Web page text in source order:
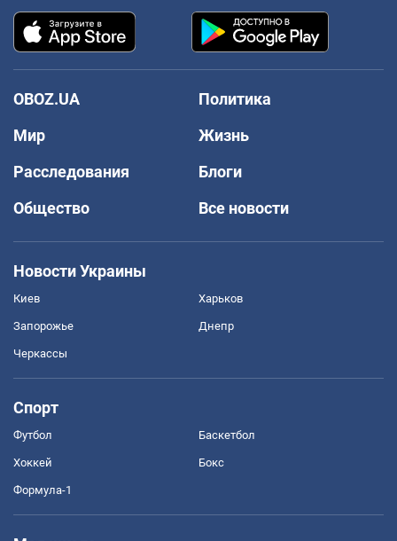
OBOZ.UA
Политика
Мир
Жизнь
Расследования
Блоги
Общество
Все новости
Новости Украины
Киев Харьков
Запорожье Днепр
Черкассы
Спорт
Футбол Баскетбол
Хоккей Бокс
Формула-1